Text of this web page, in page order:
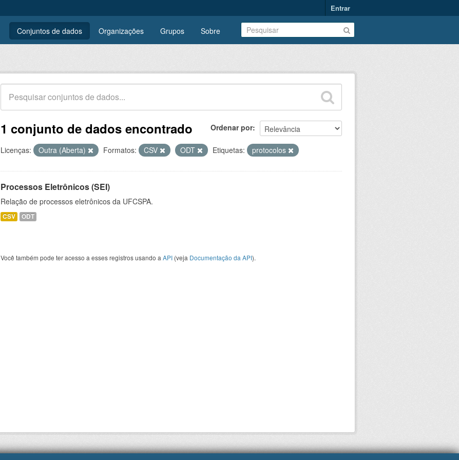
Entrar
Conjuntos de dados Organizações Grupos Sobre
Ordenar por
1 conjunto de dados encontrado
Licenças: Outra (Aberta) Formatos: CSV ODT Etiquetas: protocolos
Processos Eletrônicos (SEI)
Relação de processos eletrônicos da UFCSPA.
CSV ODT
Você também pode ter acesso a esses registros usando a API (veja Documentação da API).